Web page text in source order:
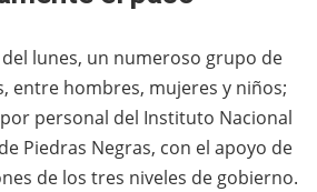
lunes, un numeroso grupo de
entre hombres, mujeres y niños;
personal del Instituto Nacional
Piedras Negras, con el apoyo de
de los tres niveles de gobierno.